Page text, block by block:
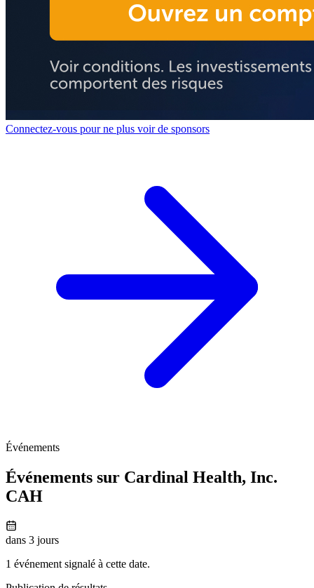
Connectez-vous pour ne plus voir de sponsors
Événements
Événements sur Cardinal Health, Inc.
CAH
dans 3 jours
1 événement signalé à cette date.